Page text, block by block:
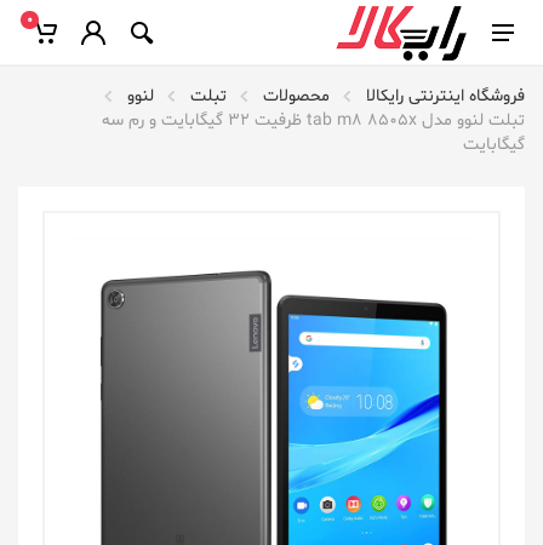
0
فروشگاه اینترنتی رایکالا محصولات تبلت
لنوو
تبلت لنوو مدل tab m8 8505x ظرفیت 32 گیگابایت و رم سه
گیگابایت